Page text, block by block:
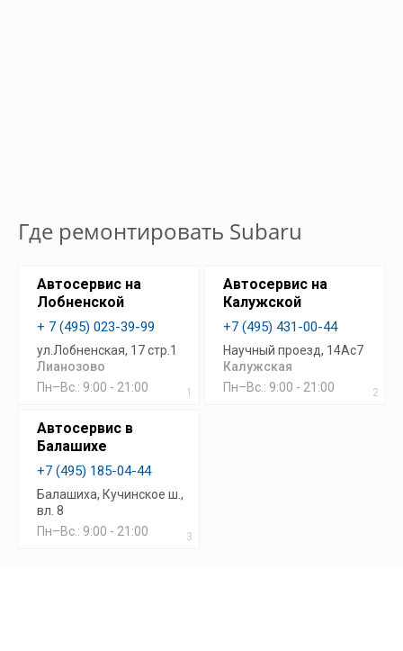
Где ремонтировать Subaru
1
Автосервис на
Лобненской
+ 7 (495) 023-39-99
ул.Лобненская, 17 стр.1
Лианозово
Пн–Вс.: 9:00 - 21:00
2
Автосервис на
Калужской
+7 (495) 431-00-44
Научный проезд, 14Ас7
Калужская
Пн–Вс.: 9:00 - 21:00
3
Автосервис в
Балашихе
+7 (495) 185-04-44
Балашиха, Кучинское ш.,
вл. 8
Пн–Вс.: 9:00 - 21:00